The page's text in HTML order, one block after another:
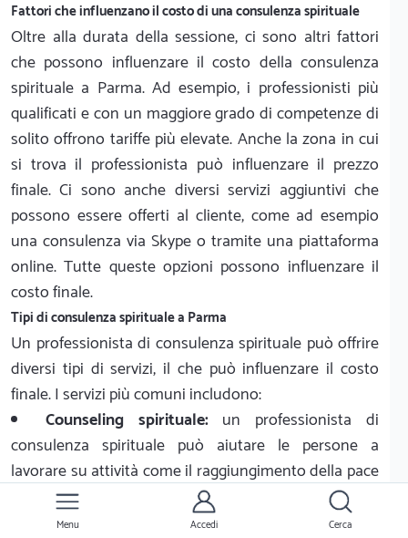
Fattori che influenzano il costo di una consulenza spirituale
Oltre alla durata della sessione, ci sono altri fattori
che possono influenzare il costo della consulenza
spirituale a Parma. Ad esempio, i professionisti più
qualificati e con un maggiore grado di competenze di
solito offrono tariffe più elevate. Anche la zona in cui
si trova il professionista può influenzare il prezzo
finale. Ci sono anche diversi servizi aggiuntivi che
possono essere offerti al cliente, come ad esempio
una consulenza via Skype o tramite una piattaforma
online. Tutte queste opzioni possono influenzare il
costo finale.
Tipi di consulenza spirituale a Parma
Un professionista di consulenza spirituale può offrire
diversi tipi di servizi, il che può influenzare il costo
finale. I servizi più comuni includono:
Counseling spirituale:un professionista di
consulenza spirituale può aiutare le persone a
lavorare su attività come il raggiungimento della pace
interiore, la comprensione della propria spiritualità,
l'accettazione dei propri limiti e l'abbandono dei
Menu Accedi Cerca